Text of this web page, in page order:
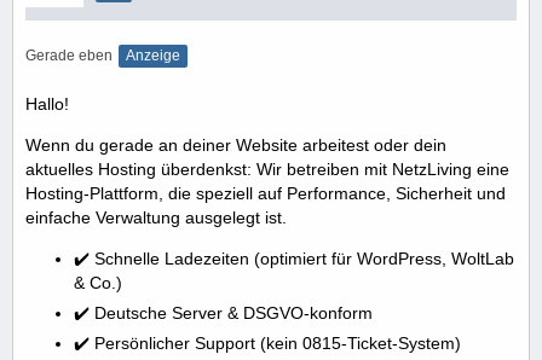
Gerade eben Anzeige
Hallo!
Wenn du gerade an deiner Website arbeitest oder dein
aktuelles Hosting überdenkst: Wir betreiben mit NetzLiving eine
Hosting-Plattform, die speziell auf Performance, Sicherheit und
einfache Verwaltung ausgelegt ist.
✔️ Schnelle Ladezeiten (optimiert für WordPress, WoltLab
& Co.)
✔️ Deutsche Server & DSGVO-konform
✔️ Persönlicher Support (kein 0815-Ticket-System)